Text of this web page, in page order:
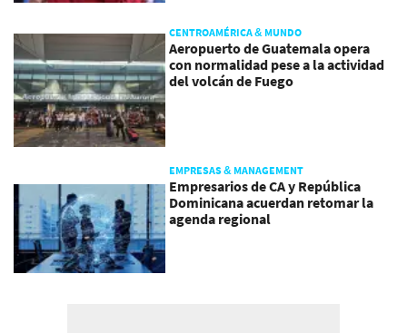
CENTROAMÉRICA & MUNDO
Aeropuerto de Guatemala opera
con normalidad pese a la actividad
del volcán de Fuego
EMPRESAS & MANAGEMENT
Empresarios de CA y República
Dominicana acuerdan retomar la
agenda regional